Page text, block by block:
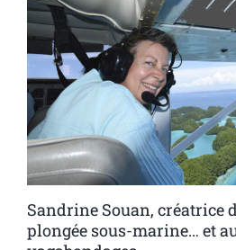
Sandrine Souan, créatrice
plongée sous-marine… et